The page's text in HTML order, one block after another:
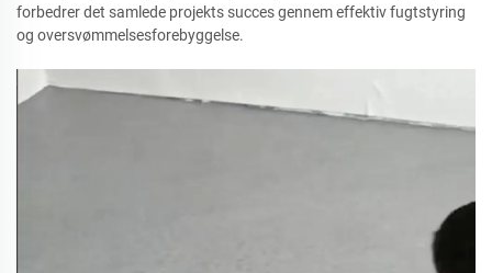
forbedrer det samlede projekts succes gennem effektiv fugtstyring
og oversvømmelsesforebyggelse.